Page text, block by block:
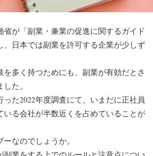
省が「副業・兼業の促進に関するガイド
、日本では副業を許可する企業が少しず
を多く持つためにも、副業が有効だとさ
た。
った2022年度調査にて、いまだに正社員
いる会社が半数近くを占めていることが
なのでしょうか。